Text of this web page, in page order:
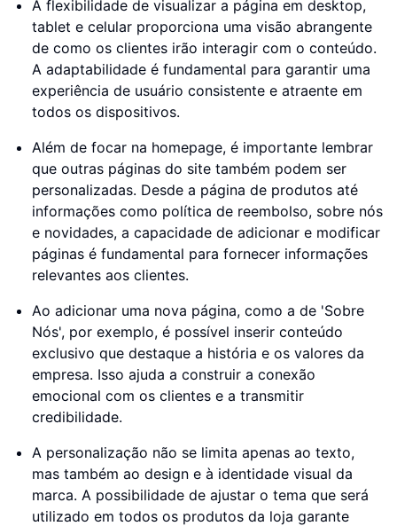
A flexibilidade de visualizar a página em desktop,
tablet e celular proporciona uma visão abrangente
de como os clientes irão interagir com o conteúdo.
A adaptabilidade é fundamental para garantir uma
experiência de usuário consistente e atraente em
todos os dispositivos.
Além de focar na homepage, é importante lembrar
que outras páginas do site também podem ser
personalizadas. Desde a página de produtos até
informações como política de reembolso, sobre nós
e novidades, a capacidade de adicionar e modificar
páginas é fundamental para fornecer informações
relevantes aos clientes.
Ao adicionar uma nova página, como a de 'Sobre
Nós', por exemplo, é possível inserir conteúdo
exclusivo que destaque a história e os valores da
empresa. Isso ajuda a construir a conexão
emocional com os clientes e a transmitir
credibilidade.
A personalização não se limita apenas ao texto,
mas também ao design e à identidade visual da
marca. A possibilidade de ajustar o tema que será
utilizado em todos os produtos da loja garante